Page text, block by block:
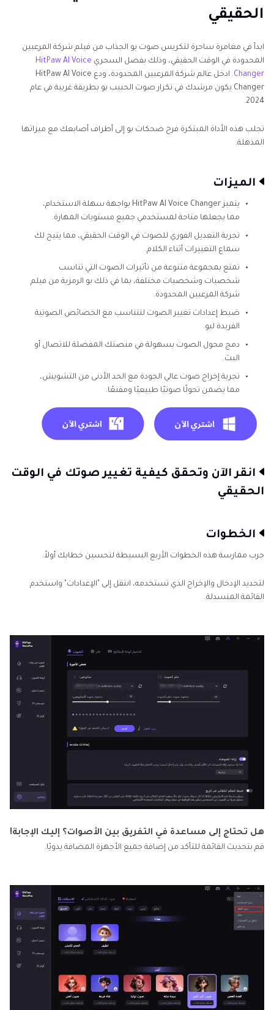
الحقيقي
ابدأ في مغامرة ساحرة لتكريس صوت بو الجذاب من فيلم شركة المرعبين
المحدودة في الوقت الحقيقي، وذلك بفضل السحري HitPaw AI Voice
Changer
. ادخل عالم شركة المرعبين المحدودة، ودع HitPaw AI Voice
Changer يكون مرشدك في تكرار صوت الحبيب بو بطريقة غريبة في عام
2024.
تجلب هذه الأداة المبتكرة فرح ضحكات بو إلى أطراف أصابعك مع ميزاتها
المذهلة.
الميزات
يتميز HitPaw AI Voice Changer بواجهة سهلة الاستخدام،
مما يجعلها متاحة لمستخدمي جميع مستويات المهارة.
تجربة التعديل الفوري للصوت في الوقت الحقيقي، مما يتيح لك
سماع التغييرات أثناء الكلام.
تمتع بمجموعة متنوعة من تأثيرات الصوت التي تناسب
شخصيات وشخصيات مختلفة، بما في ذلك بو الرمزية من فيلم
شركة المرعبين المحدودة.
ضبط إعدادات تغيير الصوت لتتناسب مع الخصائص الصوتية
الفريدة لبو.
دمج محول الصوت بسهولة في منصتك المفضلة للاتصال أو
البث.
تجربة إخراج صوت عالي الجودة مع الحد الأدنى من التشويش،
مما يضمن تحولًا صوتيًا طبيعيًا ومقنعًا.
انقر الآن وتحقق كيفية تغيير صوتك في الوقت
الحقيقي
الخطوات
جرب ممارسة هذه الخطوات الأربع البسيطة لتحسين خطابك أولاً.
لتحديد الإدخال والإخراج الذي تستخدمه، انتقل إلى "الإعدادات" واستخدم
القائمة المنسدلة.
هل تحتاج إلى مساعدة في التفريق بين الأصوات؟ إليك الإجابة!
قم بتحديث القائمة للتأكد من إضافة جميع الأجهزة المضافة يدويًا.